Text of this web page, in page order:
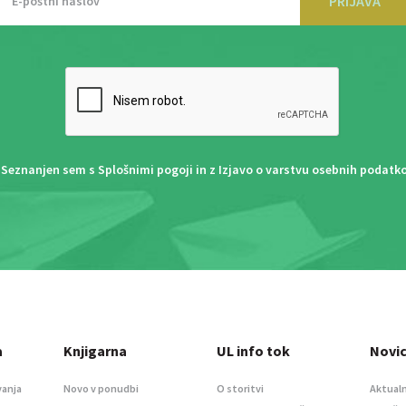
Seznanjen sem s Splošnimi pogoji in z Izjavo o varstvu osebnih
Knjigarna
Novo v ponudbi
UL info tok
O storitvi